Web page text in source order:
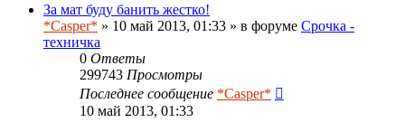
За мат буду банить жестко!
*Casper* » 10 май 2013, 01:33 » в форуме Срочка -
техничка
0 Ответы
299743 Просмотры
Последнее сообщение *Casper*
10 май 2013, 01:33